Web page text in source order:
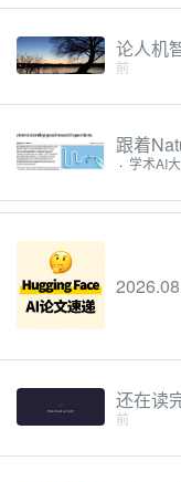
论人机
前
跟着
· 学术AI
还在读
前